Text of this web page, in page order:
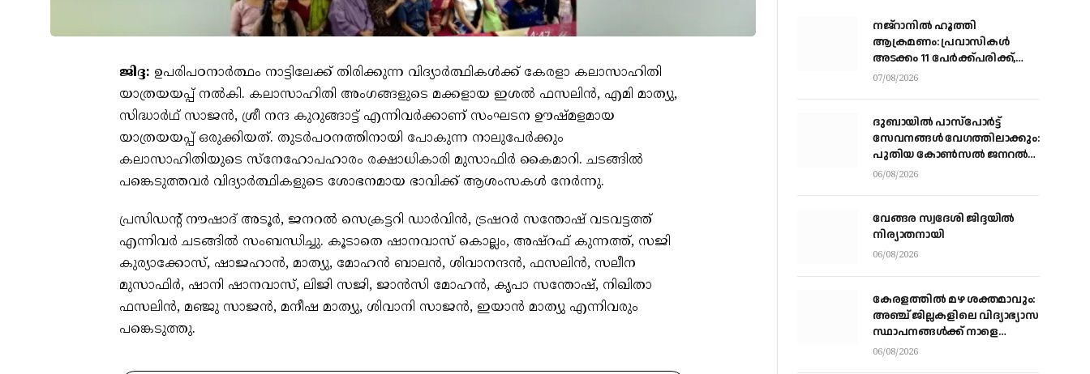
ജിദ്ദ: ഉപരിപഠനാർത്ഥം നാട്ടിലേക്ക് തിരിക്കുന്ന വിദ്യാർത്ഥികൾക്ക് കേരളാ കലാസാഹിതി
യാത്രയയപ്പ് നൽകി. കലാസാഹിതി അംഗങ്ങളുടെ മക്കളായ ഇശൽ ഫസലിൻ, എമി മാത്യു,
സിദ്ധാർഥ് സാജൻ, ശ്രീ നന്ദ കുറുങ്ങാട്ട് എന്നിവർക്കാണ് സംഘടന ഊഷ്മളമായ
യാത്രയയപ്പ് ഒരുക്കിയത്. തുടർപഠനത്തിനായി പോകുന്ന നാലുപേർക്കും
കലാസാഹിതിയുടെ സ്നേഹോപഹാരം രക്ഷാധികാരി മുസാഫിർ കൈമാറി. ചടങ്ങിൽ
പങ്കെടുത്തവർ വിദ്യാർത്ഥികളുടെ ശോഭനമായ ഭാവിക്ക് ആശംസകൾ നേർന്നു.
പ്രസിഡന്റ് നൗഷാദ് അടൂർ, ജനറൽ സെക്രട്ടറി ഡാർവിൻ, ട്രഷറര്‍ സന്തോഷ് വടവട്ടത്ത്
എന്നിവർ ചടങ്ങിൽ സംബന്ധിച്ചു. കൂടാതെ ഷാനവാസ് കൊല്ലം, അഷ്റഫ് കുന്നത്ത്, സജി
കുര്യാക്കോസ്, ഷാജഹാൻ, മാത്യു, മോഹൻ ബാലൻ, ശിവാനന്ദൻ, ഫസലിൻ, സലീന
മുസാഫിർ, ഷാനി ഷാനവാസ്, ലിജി സജി, ജാൻസി മോഹൻ, കൃപാ സന്തോഷ്, നിഖിതാ
ഫസലിൻ, മഞ്ജു സാജൻ, മനീഷ മാത്യു, ശിവാനി സാജൻ, ഇയാൻ മാത്യു എന്നിവരും
പങ്കെടുത്തു.
നജ്‌റാനില്‍ ഹൂത്തി
ആക്രമണം: പ്രവാസികള്‍
അടക്കം 11 പേർക്ക്പരിക്ക്,
ഹൂത്തി ആക്രമണത്തില്‍ 17
07/08/2026
ദുബായിൽ പാസ്‌പോർട്ട്
സേവനങ്ങൾ വേഗത്തിലാക്കും:
പുതിയ കോൺസൽ ജനറൽ
ഡോ. ഇ. വിഷ്ണുവർധൻ
06/08/2026
വേങ്ങര സ്വദേശി ജിദ്ദയിൽ
നിര്യാതനായി
06/08/2026
കേരളത്തില്‍ മഴ ശക്തമാവും:
അഞ്ച് ജില്ലകളിലെ വിദ്യാഭ്യാസ
സ്ഥാപനങ്ങള്‍ക്ക് നാളെ
അവധി
06/08/2026